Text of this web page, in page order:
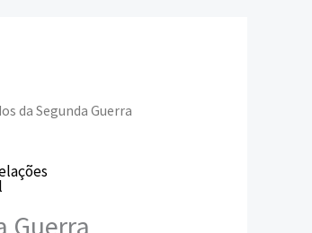
da Segunda Guerra
Guerra